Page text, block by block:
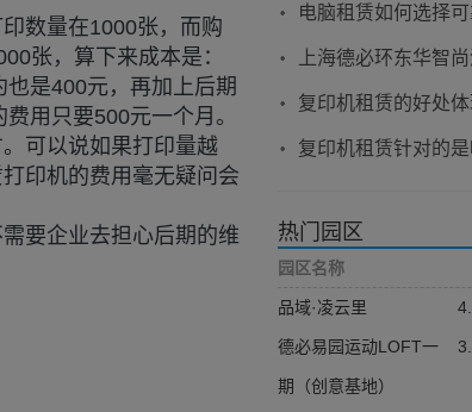
数量在1000张，而购
张，算下来成本是：
是400元，再加上后期
用只要500元一个月。
可以说如果打印量越
印机的费用毫无疑问会
要企业去担心后期的维
电脑租赁如何选择可
赁平台？
上海德必环东华智
文化中心招商-上海
复印机租赁的好处
些方面？
复印机租赁针对的是
热门园区
园区名称
品域·凌云里
德必易园运动LOFT一
期（创意基地）